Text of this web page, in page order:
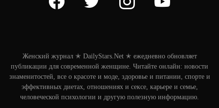
Женский журнал ✭ DailyStars.Net ✭ ежедневно обновляет
публикации для современной женщине. Читайте онлайн: новости
знаменитостей, все о красоте и моде, здоровье и питании, спорте и
эффективных диетах, отношениях и сексе, карьере и семье,
человеческой психологии и другую полезную информацию.